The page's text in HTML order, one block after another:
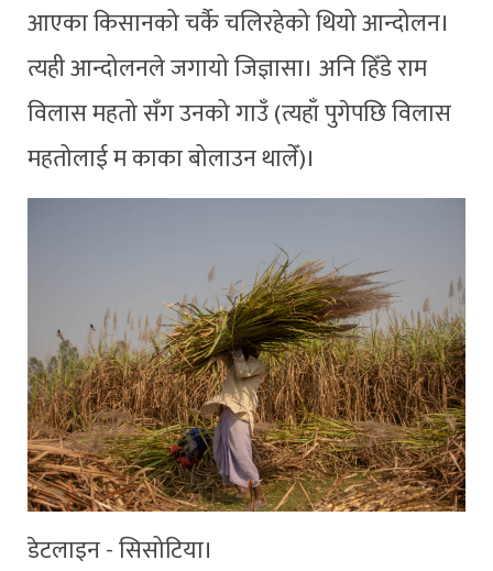
आएका किसानको चर्कै चलिरहेको थियो आन्दोलन।
त्यही आन्दोलनले जगायो जिज्ञासा। अनि हिँडे राम
विलास महतो सँग उनको गाउँ (त्यहाँ पुगेपछि विलास
महतोलाई म काका बोलाउन थालेँ)।
डेटलाइन - सिसोटिया।